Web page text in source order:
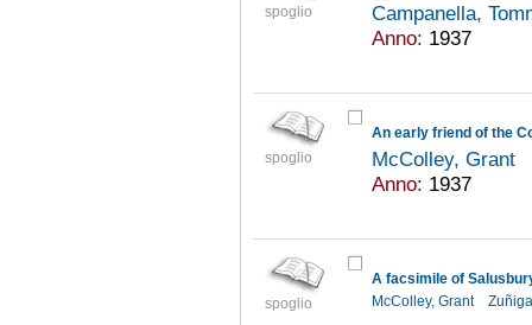
spoglio
Campanella,
Anno: 1937
spoglio
An early friend of the
McColley, Grant
Anno: 1937
spoglio McColley, Grant